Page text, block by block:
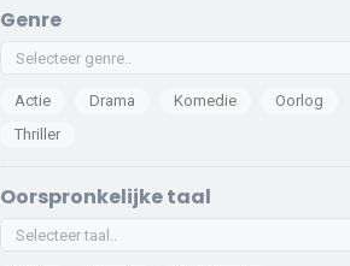
Genre
Actie Drama Komedie
Oorlog
Thriller
Oorspronkelijke taal